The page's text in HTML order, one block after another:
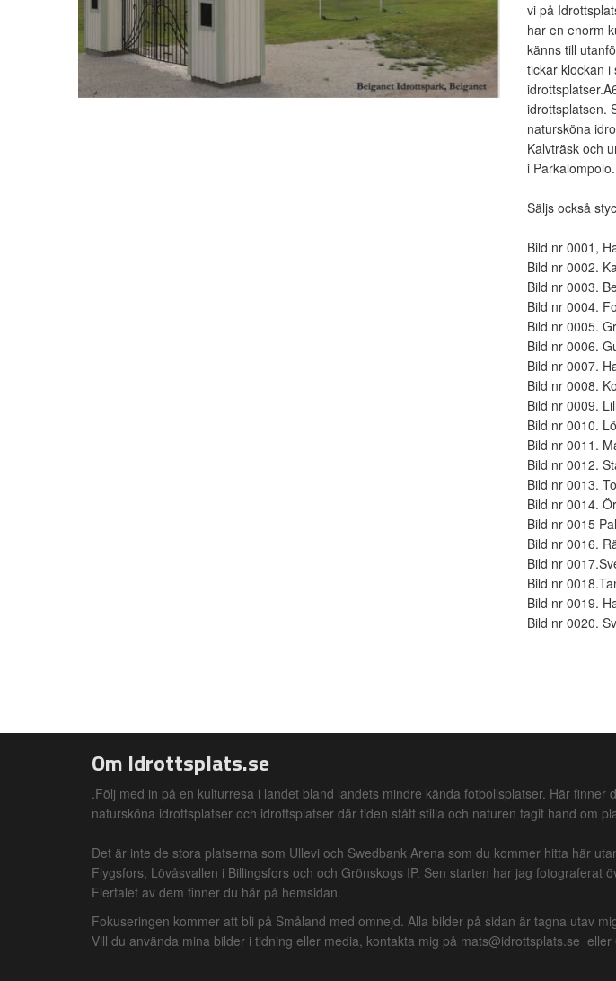
vi på
har en enorm
känns till
tickar klockan
idrottsplatsen.
natursköna
Kalvträsk och
i Parkalompolo.
Säljs också
Bild nr 0001,
Bild nr 0002.
Bild nr 0003.
Bild nr 0004.
Bild nr 0005.
Bild nr 0006.
Bild nr 0007.
Bild nr 0008.
Bild nr 0009.
Bild nr 0010.
Bild nr 0011.
Bild nr 0012.
Bild nr 0013.
Bild nr 0014.
Bild nr 0015
Bild nr 0016.
Bild nr
Bild nr
Bild nr 0019.
Bild nr 0020.
Om Idrottsplats.se
.Följ med in på en kulturresa i landet bland landets mindre kända fotbollsplatser. Här finner
natursköna idrottsplatser och idrottsplatser där tiden stått stilla och naturen tagit hand om
Det är inte de stora platserna som Ullevi och Swedbank Arena som du kommer hitta här
Flygsfors, Lövåsvallen i Billingsfors och och Grönskogs IP. Sen starten har jag fotograferat
Flertalet av dem finner du här på hemsidan.
Fokuseringen kommer att bli på Småland med omnejd. Alla bilder på sidan är tagna utav
Vill du använda mina bilder i tidning eller media, kontakta mig på mats@idrottsplats.se eller